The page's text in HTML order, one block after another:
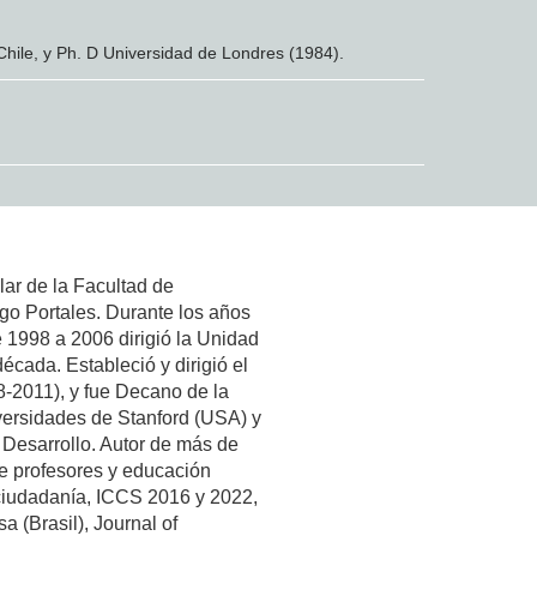
y Ph. D Universidad de Londres (1984).
de la Facultad de
Portales. Durante los años
a 2006 dirigió la Unidad
Estableció y dirigió el
y fue Decano de la
de Stanford (USA) y
Autor de más de
profesores y educación
ICCS 2016 y 2022,
(Brasil), Journal of